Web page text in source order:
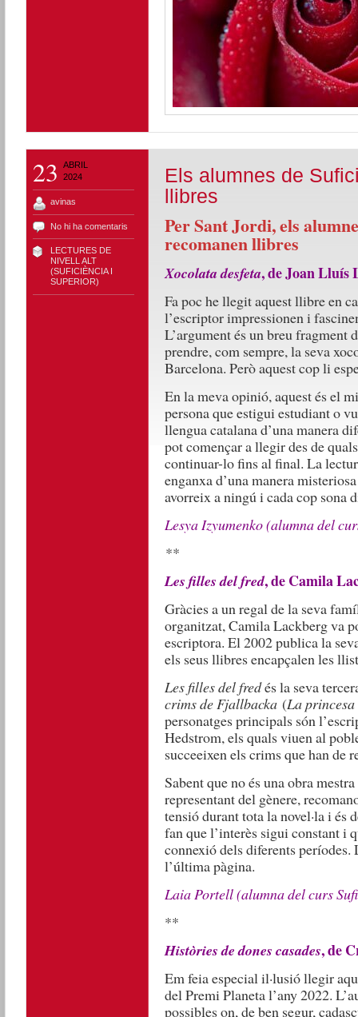
23
ABRIL
2024
avinas
No hi ha comentaris
LECTURES DE
NIVELL ALT
(SUFICIÈNCIA I
SUPERIOR)
Els alumnes de
llibres
Per Sant Jordi, els
recomanen llibres
Xocolatadesfeta, de Joan Lluís
Fa poc he llegit aquest llibre en
l’escriptor impressionen i
L’argument és un breu fragment
prendre, com sempre, la seva
Barcelona. Però aquest cop li
En la meva opinió, aquest és el
persona que estigui estudiant o
llengua catalana d’una manera
pot començar a llegir des de
continuar-lo fins al final. La
enganxa d’una manera
avorreix a ningú i cada cop sona
Lesya Izyumenko (alumna del
**
Les filles del fred, de Camila
Gràcies a un regal de la seva
organitzat, Camila Lackberg va
escriptora. El 2002 publica la
els seus llibres encapçalen les
Les filles del fredés la seva
crims de Fjallbacka(La princesa
personatges principals són
Hedstrom, els quals viuen al
succeeixen els crims que han de
Sabent que no és una obra
representant del gènere,
tensió durant tota la novel·la i és
fan que l’interès sigui constant i
connexió dels diferents
l’última pàgina.
Laia Portell (alumna del curs
**
Històries de dones casades, de
Em feia especial il·lusió llegir
del Premi Planeta l’any 2022.
possibles on, de ben segur,